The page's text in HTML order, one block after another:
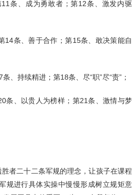
条、成为勇敢者；第12条、激发内驱
14条、善于合作；第15条、敢决策能自
、持续精进；第18条、尽“职”尽“责”；
条、以贵人为榜样；第21条、激情与梦
者二十二条军规的理念，让孩子在课程
规进行具体实操中慢慢形成树立规矩意